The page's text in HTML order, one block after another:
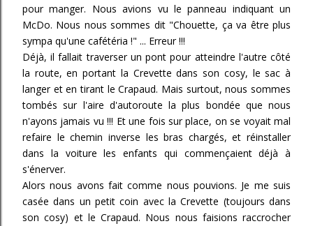
pour manger. Nous avions vu le panneau indiquant un
McDo. Nous nous sommes dit "Chouette, ça va être plus
sympa qu'une cafétéria !" ... Erreur !!!
Déjà, il fallait traverser un pont pour atteindre l'autre côté
la route, en portant la Crevette dans son cosy, le sac à
langer et en tirant le Crapaud. Mais surtout, nous sommes
tombés sur l'aire d'autoroute la plus bondée que nous
n'ayons jamais vu !!! Et une fois sur place, on se voyait mal
refaire le chemin inverse les bras chargés, et réinstaller
dans la voiture les enfants qui commençaient déjà à
s'énerver.
Alors nous avons fait comme nous pouvions. Je me suis
casée dans un petit coin avec la Crevette (toujours dans
son cosy) et le Crapaud. Nous nous faisions raccrocher